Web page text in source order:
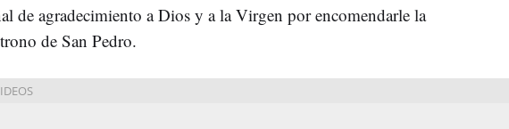
de agradecimiento a Dios y a la Virgen por encomendarle la
de San Pedro.